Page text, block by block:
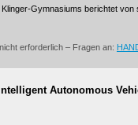
Gymnasiums berichtet
erforderlich – Fragen an:
Autonomous